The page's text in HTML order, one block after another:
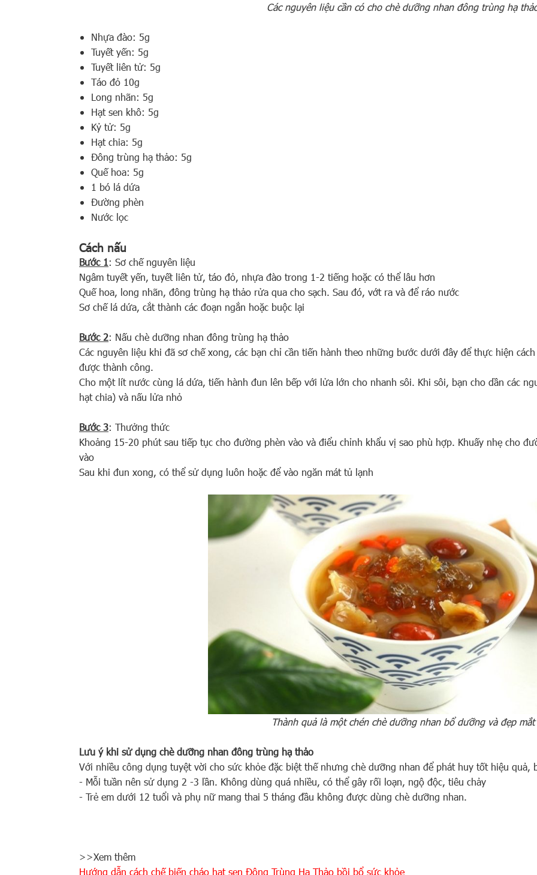
Các nguyên liệu cần có cho chè dưỡng nhan đông trùng hạ
Nhựa đào: 5g
Tuyết yến: 5g
Tuyết liên tử: 5g
Táo đỏ 10g
Long nhãn: 5g
Hạt sen khô: 5g
Kỷ tử: 5g
Hạt chia: 5g
Đông trùng hạ thảo: 5g
Quế hoa: 5g
1 bó lá dứa
Đường phèn
Nước lọc
Cách nấu
Bước 1: Sơ chế nguyên liệu
Ngâm tuyết yến, tuyết liên tử, táo đỏ, nhựa đào trong 1-2 tiếng hoặc có thể lâu hơn
Quế hoa, long nhãn, đông trùng hạ thảo rửa qua cho sạch. Sau đó, vớt ra và để ráo nước
Sơ chế lá dứa, cắt thành các đoạn ngắn hoặc buộc lại
Bước 2: Nấu chè dưỡng nhan đông trùng hạ thảo
Các nguyên liệu khi đã sơ chế xong, các bạn chỉ cần tiến hành theo những bước dưới đây để thực hiện
được thành công.
Cho một lít nước cùng lá dứa, tiến hành đun lên bếp với lửa lớn cho nhanh sôi. Khi sôi, bạn cho dần các
hạt chia) và nấu lửa nhỏ
Bước 3: Thưởng thức
Khoảng 15-20 phút sau tiếp tục cho đường phèn vào và điểu chỉnh khẩu vị sao phù hợp. Khuấy nhẹ cho
vào
Sau khi đun xong, có thể sử dụng luôn hoặc để vào ngăn mát tủ lạnh
Thành quả là một chén chè dưỡng nhan bổ dưỡng và đẹp mắt
Lưu ý khi sử dụng chè dưỡng nhan đông trùng hạ thảo
Với nhiều công dụng tuyệt vời cho sức khỏe đặc biệt thế nhưng chè dưỡng nhan để phát huy tốt hiệu quả,
- Mỗi tuần nên sử dụng 2 -3 lần. Không dùng quá nhiều, có thể gây rối loạn, ngộ độc, tiêu chảy
- Trẻ em dưới 12 tuổi và phụ nữ mang thai 5 tháng đầu không được dùng chè dưỡng nhan.
>>Xem thêm
Hướng dẫn cách chế biến cháo hạt sen Đông Trùng Hạ Thảo bồi bổ sức khỏe